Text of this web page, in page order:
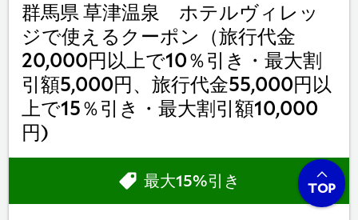
最大15%引き
群馬県 草津温泉 ホテルヴィレッ
ジで使えるクーポン（旅行代金
20,000円以上で10％引き・最大割
引額5,000円、旅行代金55,000円以
上で15％引き・最大割引額10,000
円)
TOP